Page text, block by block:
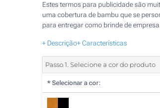
Estes termos para publicidade são
uma cobertura de bambu que se
para entregar como brinde de
+ Descrição+ Características
Passo 1. Selecione a cor do produto
* Selecionar a cor: